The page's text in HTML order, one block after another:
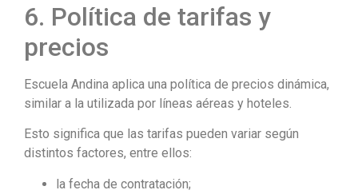
6. Política de tarifas y
precios
Escuela Andina aplica una política de precios dinámica,
similar a la utilizada por líneas aéreas y hoteles.
Esto significa que las tarifas pueden variar según
distintos factores, entre ellos:
la fecha de contratación;